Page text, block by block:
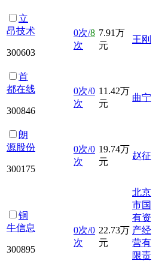
立
昂技术
300603
0次/8
次
7.91万
元
王刚
首
都在线
300846
0次/0
次
11.42万
元
曲宁
朗
源股份
300175
0次/0
次
19.74万
元
赵征
铜
牛信息
300895
0次/0
次
22.73万
元
北京
市国
有资
产经
营有
限责